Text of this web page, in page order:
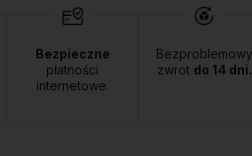
Bezpieczne
płatności
internetowe.
Bezproblemowy
zwrot do 14 dni.